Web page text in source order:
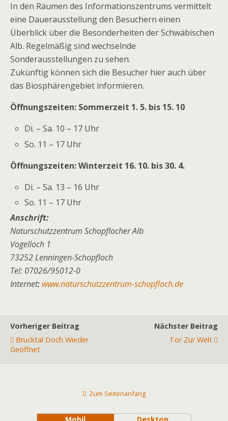
In den Räumen des Informationszentrums vermittelt
eine Dauerausstellung den Besuchern einen
Überblick über die Besonderheiten der Schwäbischen
Alb. Regelmäßig sind wechselnde
Sonderausstellungen zu sehen.
Zukünftig können sich die Besucher hier auch über
das Biosphärengebiet informieren.
Öffnungszeiten: Sommerzeit 1. 5. bis 15. 10
Di. – Sa. 10 – 17 Uhr
So. 11 – 17 Uhr
Öffnungszeiten: Winterzeit 16. 10. bis 30. 4.
Di. – Sa. 13 – 16 Uhr
So. 11 – 17 Uhr
Anschrift:
Naturschutzzentrum Schopflocher Alb
Vogelloch 1
73252 Lenningen-Schopfloch
Tel: 07026/95012-0
Internet: www.naturschutzzentrum-schopfloch.de
Vorheriger Beitrag
Brucktal Doch Wieder
Geöffnet
Nächster Beitrag
Tor Zur Welt
Zum Seitenanfang